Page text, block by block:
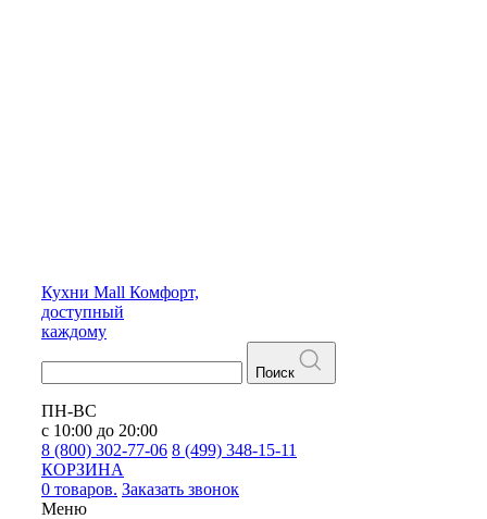
Кухни Mall Комфорт,
доступный
каждому
Поиск
ПН-ВС
с 10:00 до 20:00
8 (800) 302-77-06 8 (499) 348-15-11
КОРЗИНА
0 товаров. Заказать звонок
Меню